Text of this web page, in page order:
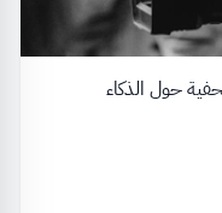
حول الذكاء